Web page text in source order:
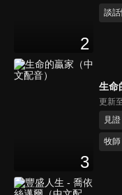
2
談話
3
生命
更新
見證
牧師